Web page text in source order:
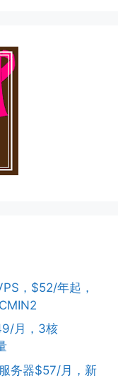
，$52/年起，
月，3核
务器$57/月，新